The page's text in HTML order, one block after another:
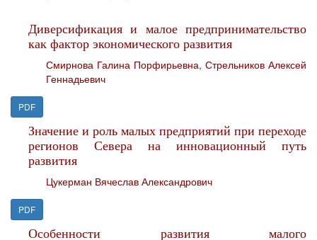
Диверсификация и малое предпринимательство
как фактор экономического развития
Смирнова Галина Порфирьевна, Стрельников Алексей
Геннадьевич
PDF
Значение и роль малых предприятий при переходе
регионов Севера на инновационный путь
развития
Цукерман Вячеслав Александрович
PDF
Особенности развития малого